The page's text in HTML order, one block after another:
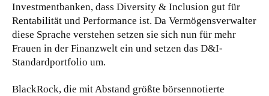
Investmentbanken, dass Diversity & Inclusion gut für
Rentabilität und Performance ist. Da Vermögensverwalter
diese Sprache verstehen setzen sie sich nun für mehr
Frauen in der Finanzwelt ein und setzen das D&I-
Standardportfolio um.
BlackRock, die mit Abstand größte börsennotierte